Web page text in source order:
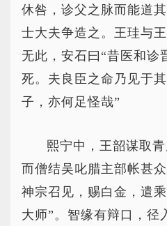
休咎，诊父之脉而能道
士大夫争造之。王珪与
无此，安石曰“昔医和诊
死。夫良臣之命乃见于
子，亦何足怪哉”
熙宁中，王韶谋取
而僧结吴叱腊主部帐甚
神宗召见，赐白金，遣
大师”。智缘有辩口，径